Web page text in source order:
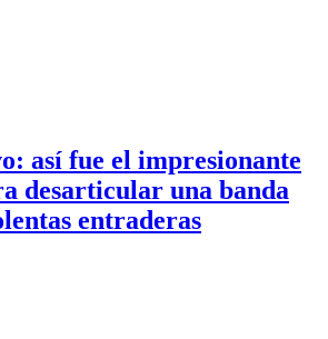
así fue el impresionante
desarticular una banda
entraderas